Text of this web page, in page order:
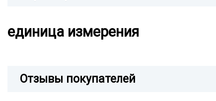
единица измерения
Отзывы покупателей